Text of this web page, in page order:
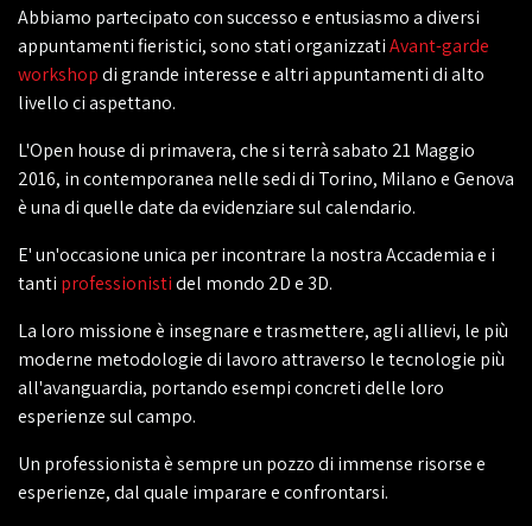
Abbiamo partecipato con successo e entusiasmo a diversi
appuntamenti fieristici, sono stati organizzatiAvant-garde
workshopdi grande interesse e altri appuntamenti di alto
livello ci aspettano.
L'Open house di primavera, che si terrà sabato 21 Maggio
2016, in contemporanea nelle sedi di Torino, Milano e Genova
è una di quelle date da evidenziare sul calendario.
E' un'occasione unica per incontrare la nostra Accademia e i
tanti professionistidel mondo 2D e 3D.
La loro missione è insegnare e trasmettere, agli allievi, le più
moderne metodologie di lavoro attraverso le tecnologie più
all'avanguardia, portando esempi concreti delle loro
esperienze sul campo.
Un professionista è sempre un pozzo di immense risorse e
esperienze, dal quale imparare e confrontarsi.